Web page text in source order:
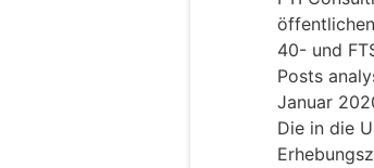
40- und
Posts
Januar
Die in die